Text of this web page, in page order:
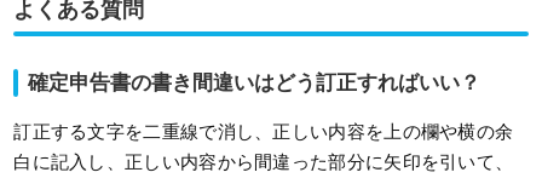
よくある質問
確定申告書の書き間違いはどう訂正すればいい？
訂正する文字を二重線で消し、正しい内容を上の欄や横の余
白に記入し、正しい内容から間違った部分に矢印を引いて、